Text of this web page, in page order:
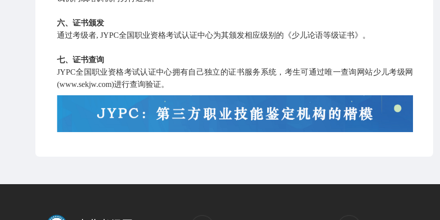
六、证书颁发
通过考级者, JYPC全国职业资格考试认证中心为其颁发相应级别的《少儿论语等级证书》。
七、证书查询
JYPC全国职业资格考试认证中心拥有自己独立的证书服务系统，考生可通过唯一查询网站少儿考级网
(www.sekjw.com)进行查询验证。